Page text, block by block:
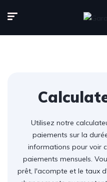
Utilisez notre
paiements sur la
informations pour voir
paiements mensuels.
prêt, l'acompte et le taux